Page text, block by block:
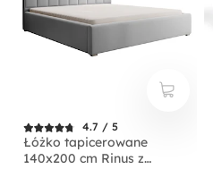
4.7 / 5
Łóżko tapicerowane
140x200 cm Rinus z